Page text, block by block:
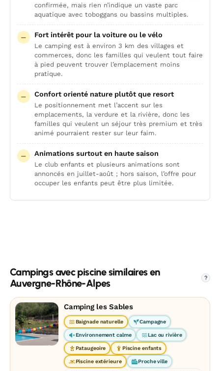
confirmée, mais rien n’indique un vaste parc
aquatique avec toboggans ou bassins multiples.
Fort intérêt pour la voiture ou le vélo
Le camping est à environ 3 km des villages et
commerces, donc les familles qui veulent tout faire
à pied peuvent trouver l’emplacement moins
pratique.
Confort orienté nature plutôt que resort
Le positionnement met l’accent sur les
emplacements, la verdure et la rivière, donc les
familles qui veulent un séjour très premium et très
animé pourraient rester sur leur faim.
Animations surtout en haute saison
Le club enfants et plusieurs animations sont
annoncés en juillet-août ; hors saison, l’offre pour
occuper les enfants peut être plus limitée.
Campings avec piscine similaires en
Auvergne-Rhône-Alpes
?
Camping les Sables
Baignade naturelle Campagne
Environnement calme Lac ou rivière
Pataugeoire Piscine enfants
Piscine extérieure Proche ville